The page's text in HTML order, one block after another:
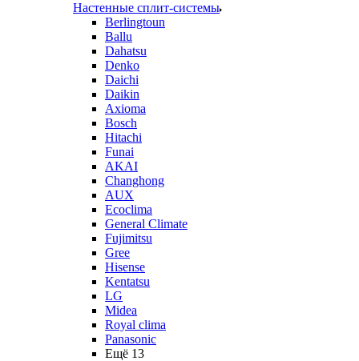
Настенные сплит-системы
Berlingtoun
Ballu
Dahatsu
Denko
Daichi
Daikin
Axioma
Bosch
Hitachi
Funai
AKAI
Changhong
AUX
Ecoclima
General Climate
Fujimitsu
Gree
Hisense
Kentatsu
LG
Midea
Royal clima
Panasonic
Ещё 13